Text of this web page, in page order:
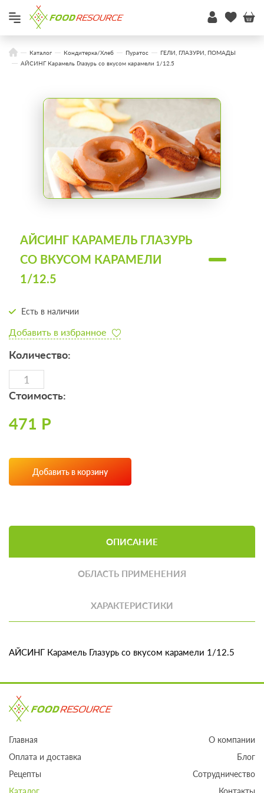
Каталог Кондитерка/Хлеб Пуратос
ГЕЛИ, ГЛАЗУРИ, ПОМАДЫ
АЙСИНГ Карамель Глазурь со вкусом карамели 1/12.5
АЙСИНГ КАРАМЕЛЬ ГЛАЗУРЬ
СО ВКУСОМ КАРАМЕЛИ
1/12.5
Есть в наличии
Добавить в избранное
Количество:
Стоимость:
471 Р
Добавить в корзину
ОПИСАНИЕ
ОБЛАСТЬ ПРИМЕНЕНИЯ
ХАРАКТЕРИСТИКИ
АЙСИНГ Карамель Глазурь со вкусом карамели 1/12.5
Главная
О компании
Оплата и доставка
Блог
Рецепты
Сотрудничество